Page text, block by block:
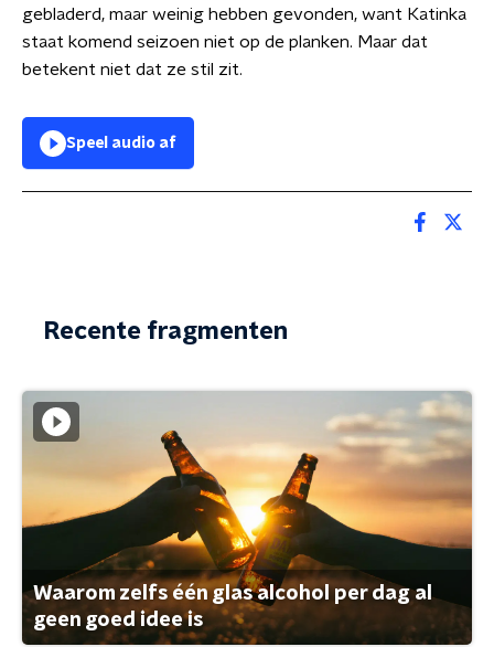
gebladerd, maar weinig hebben gevonden, want Katinka
staat komend seizoen niet op de planken. Maar dat
betekent niet dat ze stil zit.
Speel audio af
Recente fragmenten
Waarom zelfs één glas alcohol per dag al
geen goed idee is